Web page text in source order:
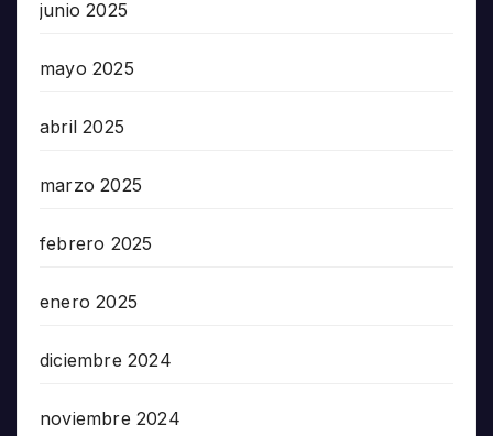
junio 2025
mayo 2025
abril 2025
marzo 2025
febrero 2025
enero 2025
diciembre 2024
noviembre 2024